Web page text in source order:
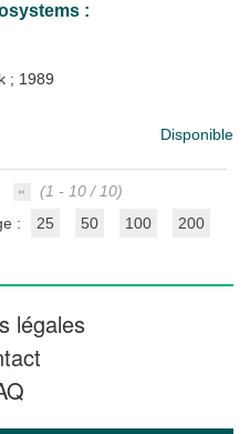
:
; 1989
Disponible
(1 - 10 / 10)
:
25 50 100 200
légales